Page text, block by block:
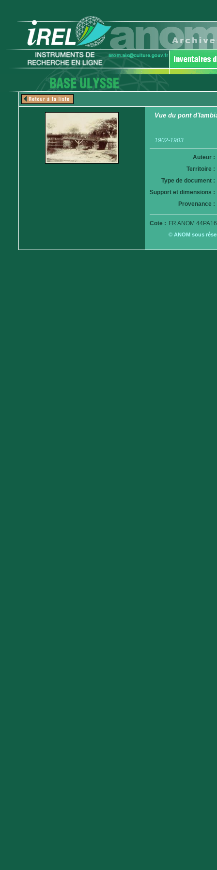
Vue du pont
1902-1903
Auteur :
Territoire :
Type de document :
Support et dimensions :
Provenance :
Cote : FR ANOM
© ANOM sous